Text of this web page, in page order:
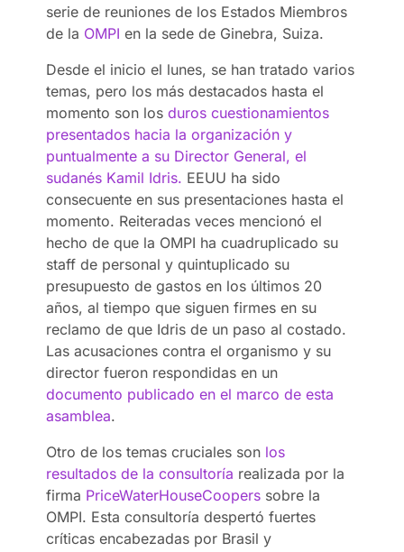
serie de reuniones de los Estados Miembros
de la OMPI en la sede de Ginebra, Suiza.
Desde el inicio el lunes, se han tratado varios
temas, pero los más destacados hasta el
momento son losduros cuestionamientos
presentados hacia la organización y
puntualmente a su Director General, el
sudanés Kamil Idris. EEUU ha sido
consecuente en sus presentaciones hasta el
momento. Reiteradas veces mencionó el
hecho de que la OMPI ha cuadruplicado su
staff de personal y quintuplicado su
presupuesto de gastos en los últimos 20
años, al tiempo que siguen firmes en su
reclamo de que Idris de un paso al costado.
Las acusaciones contra el organismo y su
director fueron respondidas en un
documento publicado en el marco de esta
asamblea.
Otro de los temas cruciales son los
resultados de la consultoría realizada por la
firma PriceWaterHouseCoopers sobre la
OMPI. Esta consultoría despertó fuertes
críticas encabezadas por Brasil y